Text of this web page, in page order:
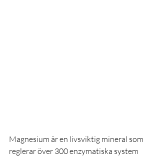
Magnesium är en livsviktig mineral som
reglerar över 300 enzymatiska system